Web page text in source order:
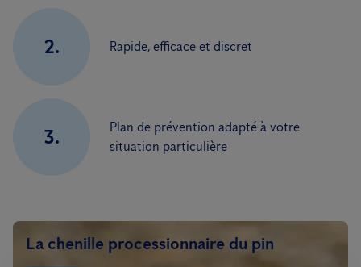
2. Rapide, efficace et discret
3.
Plan de prévention adapté à votre
situation particulière
La chenille processionnaire du pin